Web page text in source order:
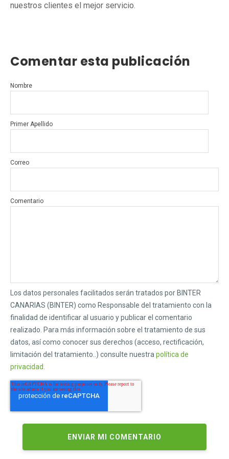
nuestros clientes el mejor servicio.
Comentar esta publicación
Nombre
Primer Apellido
Correo
Comentario
Los datos personales facilitados serán tratados por BINTER
CANARIAS (BINTER) como Responsable del tratamiento con la
finalidad de identificar al usuario y publicar el comentario
realizado. Para más información sobre el tratamiento de sus
datos, así como conocer sus derechos (acceso, rectificación,
limitación del tratamiento..) consulte nuestra política de
privacidad